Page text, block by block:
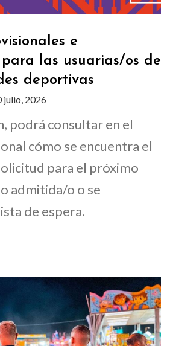
e
las usuarias/os de
deportivas
julio, 2026
podrá consultar en el
cómo se encuentra el
para el próximo
admitida/o o se
de espera.